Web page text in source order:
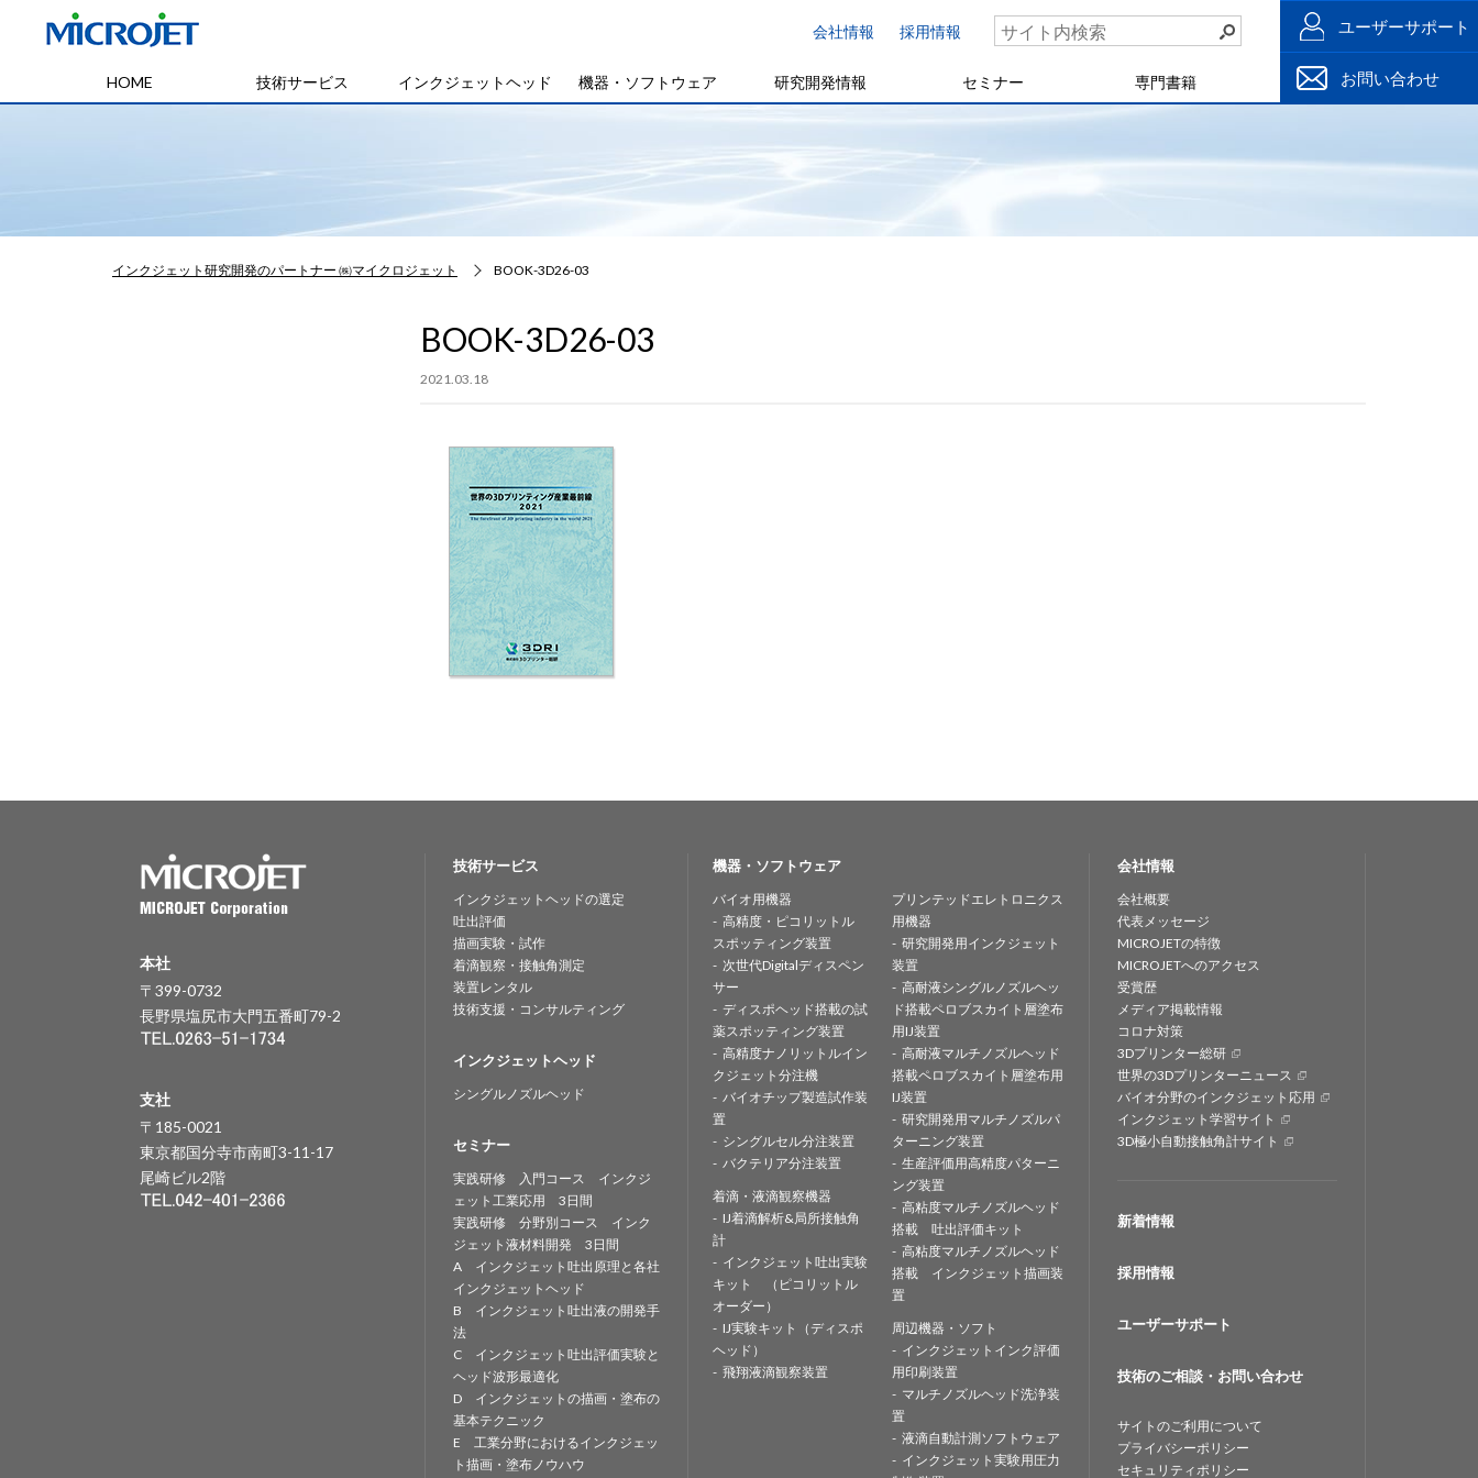
会社情報 採用情報
HOME 技術サービス インクジェットヘッド 機器・ソフトウェア 研究開発情報 セミナー 専門書籍
ユーザーサポート
お問い合わせ
インクジェット研究開発のパートナー ㈱マイクロジェット BOOK-3D26-03
BOOK-3D26-03
2021.03.18
本社
〒399-0732
長野県塩尻市大門五番町79-2
支社
〒185-0021
東京都国分寺市南町3-11-17
尾崎ビル2階
技術サービス
インクジェットヘッドの選定
吐出評価
描画実験・試作
着滴観察・接触角測定
装置レンタル
技術支援・コンサルティング
インクジェットヘッド
シングルノズルヘッド
セミナー
実践研修 入門コース インクジ
ェット工業応用 3日間
実践研修 分野別コース インク
ジェット液材料開発 3日間
A インクジェット吐出原理と各社
インクジェットヘッド
B インクジェット吐出液の開発手
法
C インクジェット吐出評価実験と
ヘッド波形最適化
D インクジェットの描画・塗布の
基本テクニック
E 工業分野におけるインクジェッ
ト描画・塗布ノウハウ
機器・ソフトウェア
バイオ用機器
高精度・ピコリットル
スポッティング装置
次世代Digitalディスペン
サー
ディスポヘッド搭載の試
薬スポッティング装置
高精度ナノリットルイン
クジェット分注機
バイオチップ製造試作装
置
シングルセル分注装置
バクテリア分注装置
着滴・液滴観察機器
IJ着滴解析&局所接触角
計
インクジェット吐出実験
キット （ピコリットル
オーダー）
IJ実験キット（ディスポ
ヘッド）
飛翔液滴観察装置
プリンテッドエレトロニクス
用機器
研究開発用インクジェット
装置
高耐液シングルノズルヘッ
ド搭載ペロブスカイト層塗布
用IJ装置
高耐液マルチノズルヘッド
搭載ペロブスカイト層塗布用
IJ装置
研究開発用マルチノズルパ
ターニング装置
生産評価用高精度パターニ
ング装置
高粘度マルチノズルヘッド
搭載 吐出評価キット
高粘度マルチノズルヘッド
搭載 インクジェット描画装
置
周辺機器・ソフト
インクジェットインク評価
用印刷装置
マルチノズルヘッド洗浄装
置
液滴自動計測ソフトウェア
インクジェット実験用圧力
会社情報
会社概要
代表メッセージ
MICROJETの特徴
MICROJETへのアクセス
受賞歴
メディア掲載情報
コロナ対策
3Dプリンター総研
世界の3Dプリンターニュース
バイオ分野のインクジェット応用
インクジェット学習サイト
3D極小自動接触角計サイト
新着情報
採用情報
ユーザーサポート
技術のご相談・お問い合わせ
サイトのご利用について
プライバシーポリシー
セキュリティポリシー